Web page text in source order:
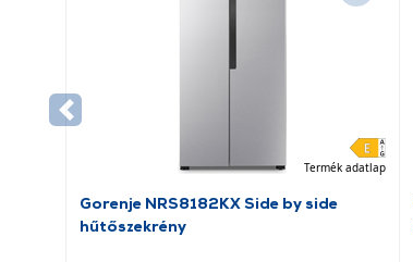
Termék adatlap
Gorenje NRS8182KX Side by side
hűtőszekrény